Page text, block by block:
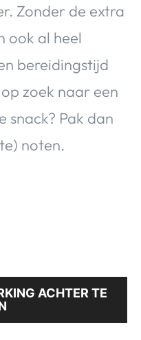
Zonder de extra
ook al heel
bereidingstijd
zoek naar een
snack? Pak dan
noten.
ACHTER TE